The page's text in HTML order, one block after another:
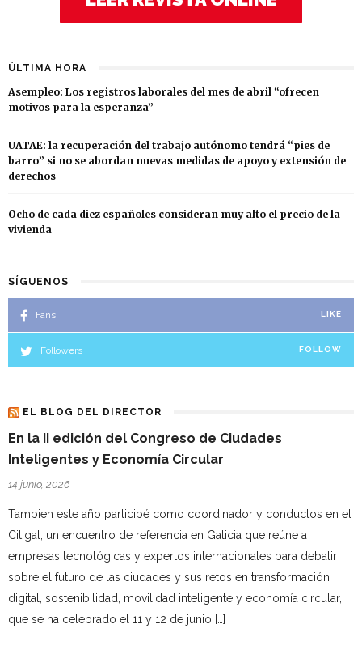
ÚLTIMA HORA
Asempleo: Los registros laborales del mes de abril “ofrecen
motivos para la esperanza”
UATAE: la recuperación del trabajo autónomo tendrá “pies de
barro” si no se abordan nuevas medidas de apoyo y extensión de
derechos
Ocho de cada diez españoles consideran muy alto el precio de la
vivienda
SÍGUENOS
Fans LIKE
Followers FOLLOW
EL BLOG DEL DIRECTOR
En la II edición del Congreso de Ciudades
Inteligentes y Economía Circular
14 junio, 2026
Tambien este año participé como coordinador y conductos en el
Citigal; un encuentro de referencia en Galicia que reúne a
empresas tecnológicas y expertos internacionales para debatir
sobre el futuro de las ciudades y sus retos en transformación
digital, sostenibilidad, movilidad inteligente y economía circular,
que se ha celebrado el 11 y 12 de junio […]